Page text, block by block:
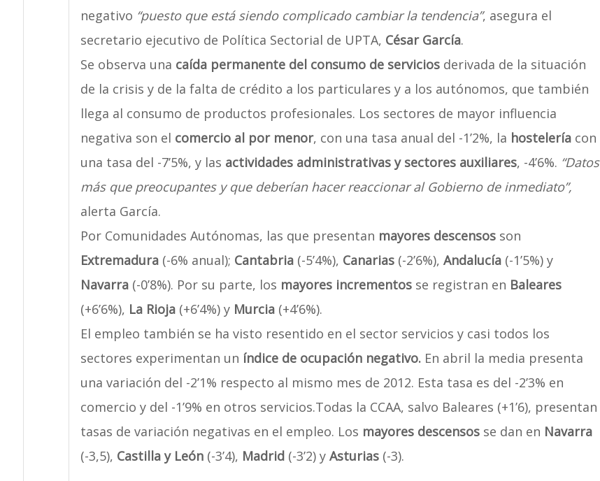
negativo “puesto que está siendo complicado cambiar la tendencia”, asegura el
secretario ejecutivo de Política Sectorial de UPTA, César García.
Se observa una caída permanente del consumo de serviciosderivada de la situación
de la crisis y de la falta de crédito a los particulares y a los autónomos, que también
llega al consumo de productos profesionales. Los sectores de mayor influencia
negativa son el comercio al por menor, con una tasa anual del -1’2%, la hostelería con
una tasa del -7’5%, y las actividades administrativas y sectores auxiliares, -4’6%. “Datos
más que preocupantes y que deberían hacer reaccionar al Gobierno de inmediato”,
alerta García.
Por Comunidades Autónomas, las que presentan mayores descensosson
Extremadura (-6% anual); Cantabria(-5’4%), Canarias(-2’6%), Andalucía (-1’5%) y
Navarra(-0’8%). Por su parte, los mayores incrementosse registran en Baleares
(+6’6%), La Rioja(+6’4%) y Murcia(+4’6%).
El empleo también se ha visto resentido en el sector servicios y casi todos los
sectores experimentan un índice de ocupación negativo.En abril la media presenta
una variación del -2’1% respecto al mismo mes de 2012. Esta tasa es del -2’3% en
comercio y del -1’9% en otros servicios.Todas la CCAA, salvo Baleares (+1’6), presentan
tasas de variación negativas en el empleo. Los mayores descensosse dan en Navarra
(-3,5), Castilla y León(-3’4), Madrid (-3’2) y Asturias (-3).